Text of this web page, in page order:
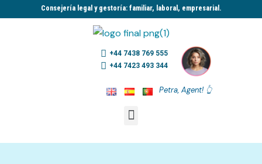
Consejería legal y gestoría: familiar, laboral, empresarial.​
+44 7438 769 555
+44 7423 493 344
Petra, Agent! 👆